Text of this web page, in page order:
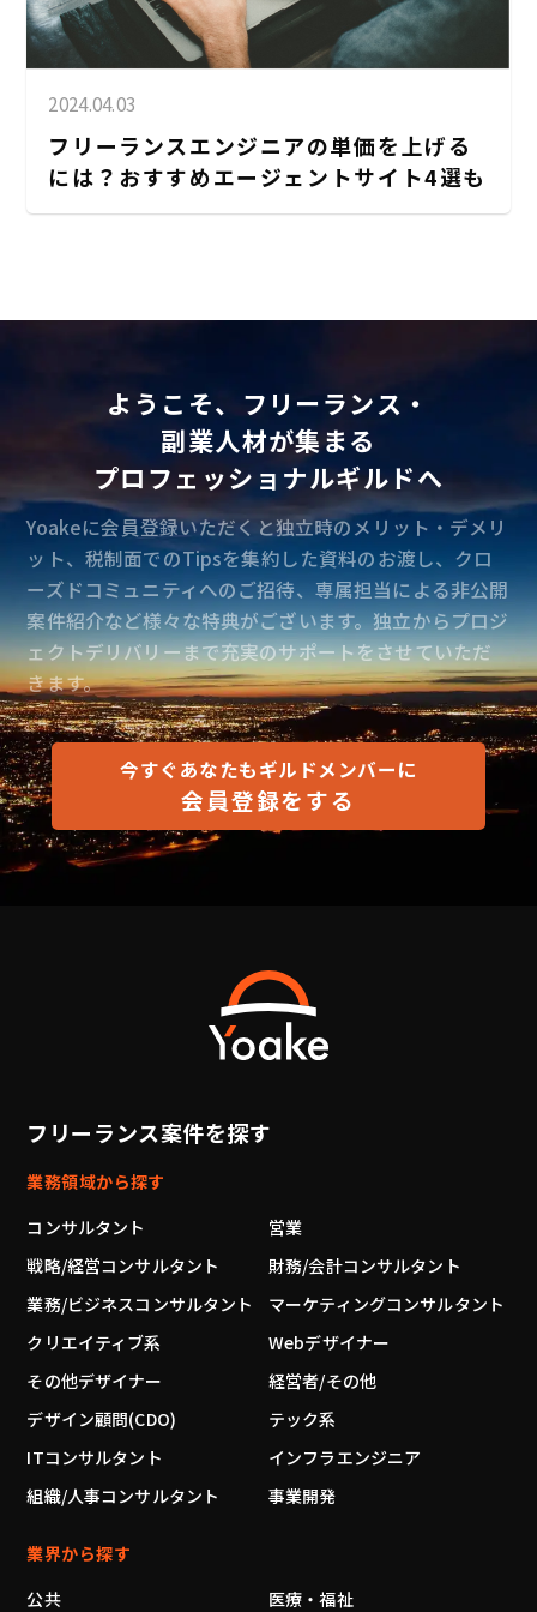
2024.04.03
フリーランスエンジニアの単価を上げる
には？おすすめエージェントサイト4選も
ようこそ、フリーランス・
副業人材が集まる
プロフェッショナルギルドへ
Yoakeに会員登録いただくと独立時のメリット・デメリ
ット、税制面でのTipsを集約した資料のお渡し、クロ
ーズドコミュニティへのご招待、専属担当による非公開
案件紹介など様々な特典がございます。独立からプロジ
ェクトデリバリーまで充実のサポートをさせていただ
きます。
今すぐあなたもギルドメンバーに
会員登録をする
フリーランス案件を探す
業務領域から探す
コンサルタント
営業
戦略/経営コンサルタント
財務/会計コンサルタント
業務/ビジネスコンサルタント
マーケティングコンサルタント
クリエイティブ系
Webデザイナー
その他デザイナー
経営者/その他
デザイン顧問(CDO)
テック系
ITコンサルタント
インフラエンジニア
組織/人事コンサルタント
事業開発
業界から探す
公共
医療・福祉